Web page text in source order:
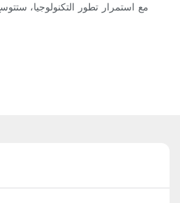
مع استمرار تطور التكنولوجيا،